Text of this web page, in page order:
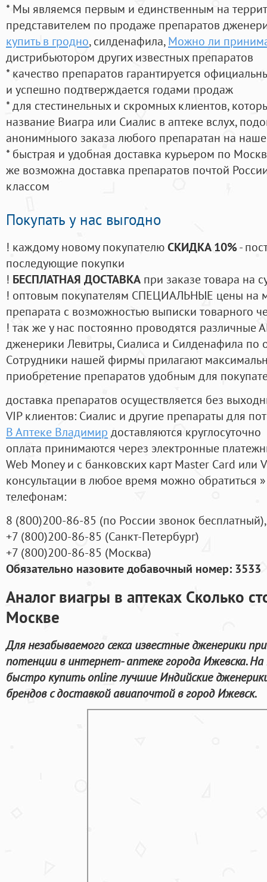
* Мы являемся первым и единственным на
представителем по продаже препаратов
купить в гродно, силденафила, Можно ли
дистрибьютором других известных препаратов
* качество препаратов гарантируется
и успешно подтверждается годами продаж
* для стестинельных и скромных клиентов,
название Виагра или Сиалис в аптеке вслух,
анонимныого заказа любого препаратан на
* быстрая и удобная доставка курьером по
же возможна доставка препаратов почтой
классом
Покупать у нас выгодно
! каждому новому покупателюСКИДКА 10%-
последующие покупки
! БЕСПЛАТНАЯ ДОСТАВКА при заказе товара на
! оптовым покупателям СПЕЦИАЛЬНЫЕ цены на
препарата с возможностью выписки товарного
! так же у нас постоянно проводятся
дженерики Левитры, Сиалиса и Силденафила по
Cотрудники нашей фирмы прилагают
приобретение препаратов удобным для
доставка препаратов осуществляется без
VIP клиентов: Сиалис и другие препараты для
В Аптеке Владимир доставляются круглосуточно
оплата принимаются через электронные
Web Money и с банковских карт Master Card или
консультации в любое время можно обратиться
телефонам:
8 (800)200-86-85 (по России звонок бесплатный),
+7 (800)200-86-85 (Санкт-Петербург)
+7 (800)200-86-85 (Москва)
Обязательно назовите добавочный номер: 3533
Аналог виагры в аптеках Сколько
Москве
Для незабываемого секса известные дженерики
потенции в интернет- аптеке города Ижевска.
быстро купить online лучшие Индийские
брендов с доставкой авиапочтой в город Ижевск.